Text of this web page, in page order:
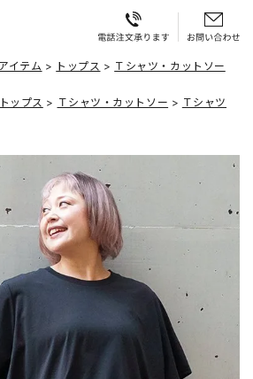
イテム トップス
Ｔシャツ・カットソー
トップス Ｔシャツ・カットソー
Ｔシャツ